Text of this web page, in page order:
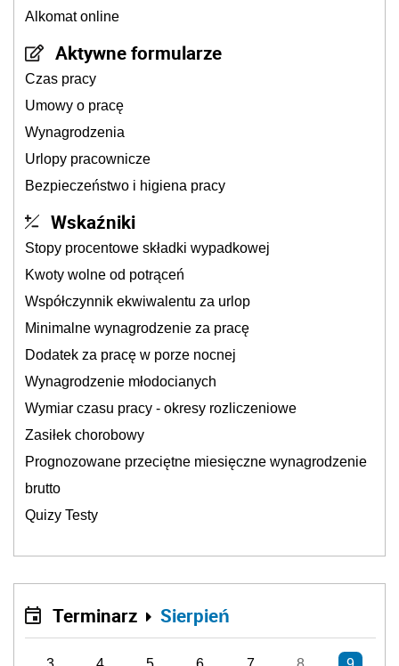
Alkomat online
Aktywne formularze
Czas pracy
Umowy o pracę
Wynagrodzenia
Urlopy pracownicze
Bezpieczeństwo i higiena pracy
Wskaźniki
Stopy procentowe składki wypadkowej
Kwoty wolne od potrąceń
Współczynnik ekwiwalentu za urlop
Minimalne wynagrodzenie za pracę
Dodatek za pracę w porze nocnej
Wynagrodzenie młodocianych
Wymiar czasu pracy - okresy rozliczeniowe
Zasiłek chorobowy
Prognozowane przeciętne miesięczne wynagrodzenie
brutto
Quizy Testy
Terminarz Sierpień